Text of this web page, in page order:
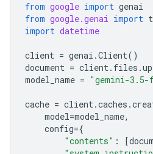
from google import genai
from google.genai import
import datetime
client = genai .Client()
document = client. files .
model_name = "gemini-3.5-
cache = client.caches .
model=model_name,
config={
"contents" : [